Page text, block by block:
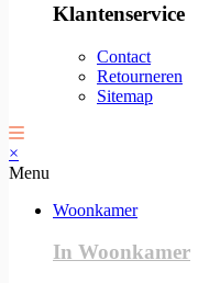
Klantenservice
Contact
Retourneren
Sitemap
×
Menu
Woonkamer
In Woonkamer